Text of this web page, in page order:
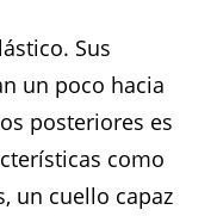
Sus
un poco hacia
posteriores es
como
un cuello capaz